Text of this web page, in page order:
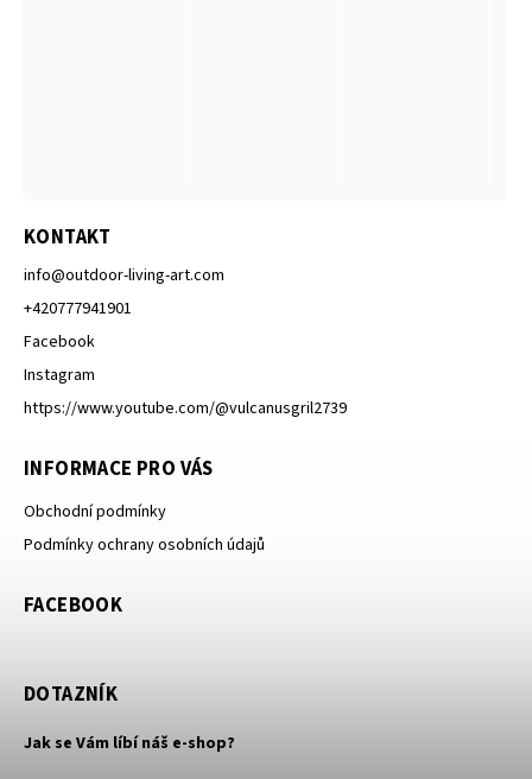
KONTAKT
info@outdoor-living-art.com
+420777941901
Facebook
Instagram
https://www.youtube.com/@vulcanusgril2739
INFORMACE PRO VÁS
Obchodní podmínky
Podmínky ochrany osobních údajů
FACEBOOK
DOTAZNÍK
Jak se Vám líbí náš e-shop?